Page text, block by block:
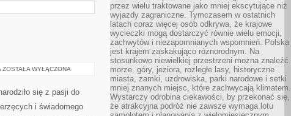
ŚNIADANIA
ZOSTAŁA WYŁĄCZONA
się z pasji do
i świadomego
przez wielu traktowane jako mniej ekscytujące niż
wyjazdy zagraniczne. Tymczasem w ostatnich
latach coraz więcej osób odkrywa, że krajowe
wycieczki mogą dostarczyć równie wielu emocji,
zachwytów i niezapomnianych wspomnień. Polska
jest krajem zaskakująco różnorodnym. Na
stosunkowo niewielkiej przestrzeni można znaleźć
morze, góry, jeziora, rozległe lasy, historyczne
miasta, zamki, uzdrowiska, parki narodowe i setki
mniej znanych miejsc, które zachwycają klimatem.
Wystarczy odrobina ciekawości, by przekonać się,
że atrakcyjna podróż nie zawsze wymaga lotu